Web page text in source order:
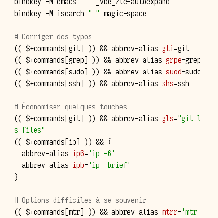
bindkey -M isearch " " magic-space
# Corriger des typos
(( $+commands[git] )) && abbrev-alias gti=
git
(( $+commands[grep] )) && abbrev-alias grpe=
(( $+commands[sudo] )) && abbrev-alias suod=
(( $+commands[ssh] )) && abbrev-alias shs=ssh
# Économiser quelques touches
(( $+commands[git] )) && abbrev-alias gls="git l
s-files"
(( $+commands[ip] )) && {
abbrev-alias ip6='ip -6'
abbrev-alias ipb='ip -brief'
}
# Options difficiles à se souvenir
(( $+commands[mtr] )) && abbrev-alias mtrr='mtr